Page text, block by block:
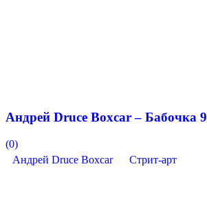
Андрей Druce Boxcar – Бабочка 9
(0)
Андрей Druce Boxcar
Стрит-арт